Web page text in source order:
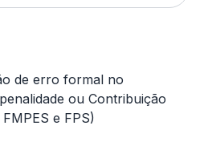
de erro formal no
ou Contribuição
e FPS)